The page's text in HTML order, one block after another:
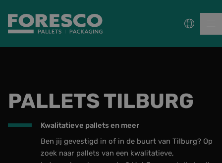
COLLECT, REPAIR & RE-USE
PACKAGING
DUURZAAMHEID
PALLETS TILBURG
Kwalitatieve pallets en meer
Ben jij gevestigd in of in de buurt van Tilburg? Op
zoek naar pallets van een kwalitatieve,